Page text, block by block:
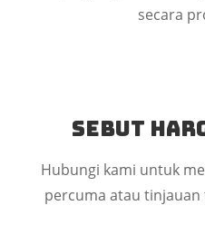
secara
Sebut
Hubungi kami untuk
percuma atau